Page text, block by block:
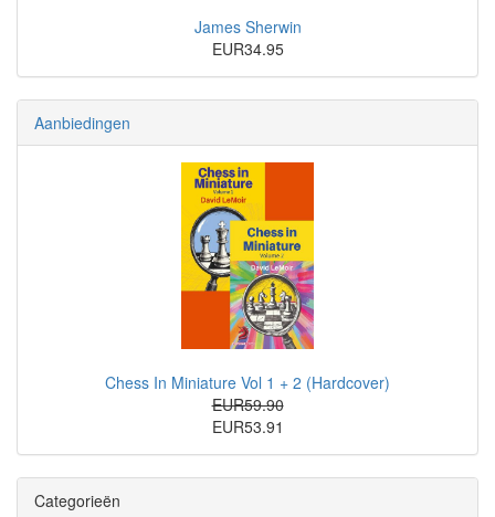
James Sherwin
EUR34.95
Aanbiedingen
Chess In Miniature Vol 1 + 2 (Hardcover)
EUR59.90
EUR53.91
Categorieën